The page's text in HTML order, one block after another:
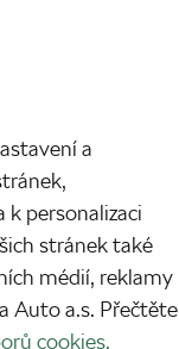
a
personalizaci
stránek také
médií, reklamy
Auto a.s. Přečtěte
cookies.